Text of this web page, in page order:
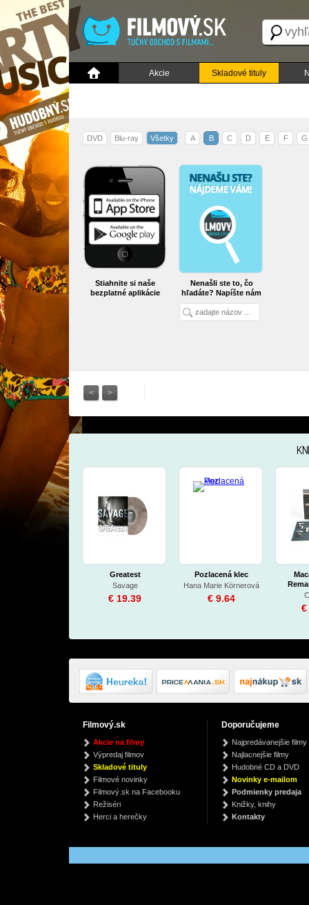
Akcie Skladové tituly
DVD Blu-ray Všetky A B C D E F G
Stiahnite si naše
bezplatné aplikácie
Nenašli ste to, čo
hľadáte? Napíšte nám
< >
Greatest
Savage
€ 19.39
Pozlacená klec
Hana Marie Körnerová
€ 9.64
€
Synchronicity
The Police
€ 26.69
Zenyatta Mondatta
(2025)
The Police
€ 26.69
Filmový.sk
Akcie na filmy
Výpredaj filmov
Skladové tituly
Filmové novinky
Filmový.sk na Facebooku
Režiséri
Herci a herečky
Doporučujeme
Najpredávanejšie filmy
Najlacnejšie filmy
Hudobné CD a DVD
Novinky e-mailom
Podmienky predaja
Knižky, knihy
Kontakty